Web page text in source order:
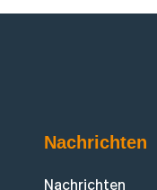
Nachrichten
Nachrichten